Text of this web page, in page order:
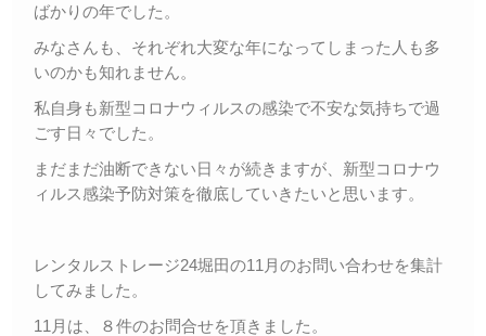
ばかりの年でした。
みなさんも、それぞれ大変な年になってしまった人も多
いのかも知れません。
私自身も新型コロナウィルスの感染で不安な気持ちで過
ごす日々でした。
まだまだ油断できない日々が続きますが、新型コロナウ
ィルス感染予防対策を徹底していきたいと思います。
レンタルストレージ24堀田の11月のお問い合わせを集計
してみました。
11月は、８件のお問合せを頂きました。